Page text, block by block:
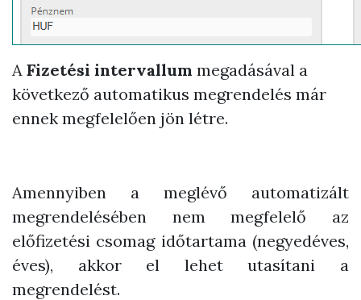
A Fizetési intervallum megadásával a
következő automatikus megrendelés már
ennek megfelelően jön létre.
Amennyiben a meglévő automatizált
megrendelésében nem megfelelő az
előfizetési csomag időtartama (negyedéves,
éves), akkor el lehet utasítani a
megrendelést.